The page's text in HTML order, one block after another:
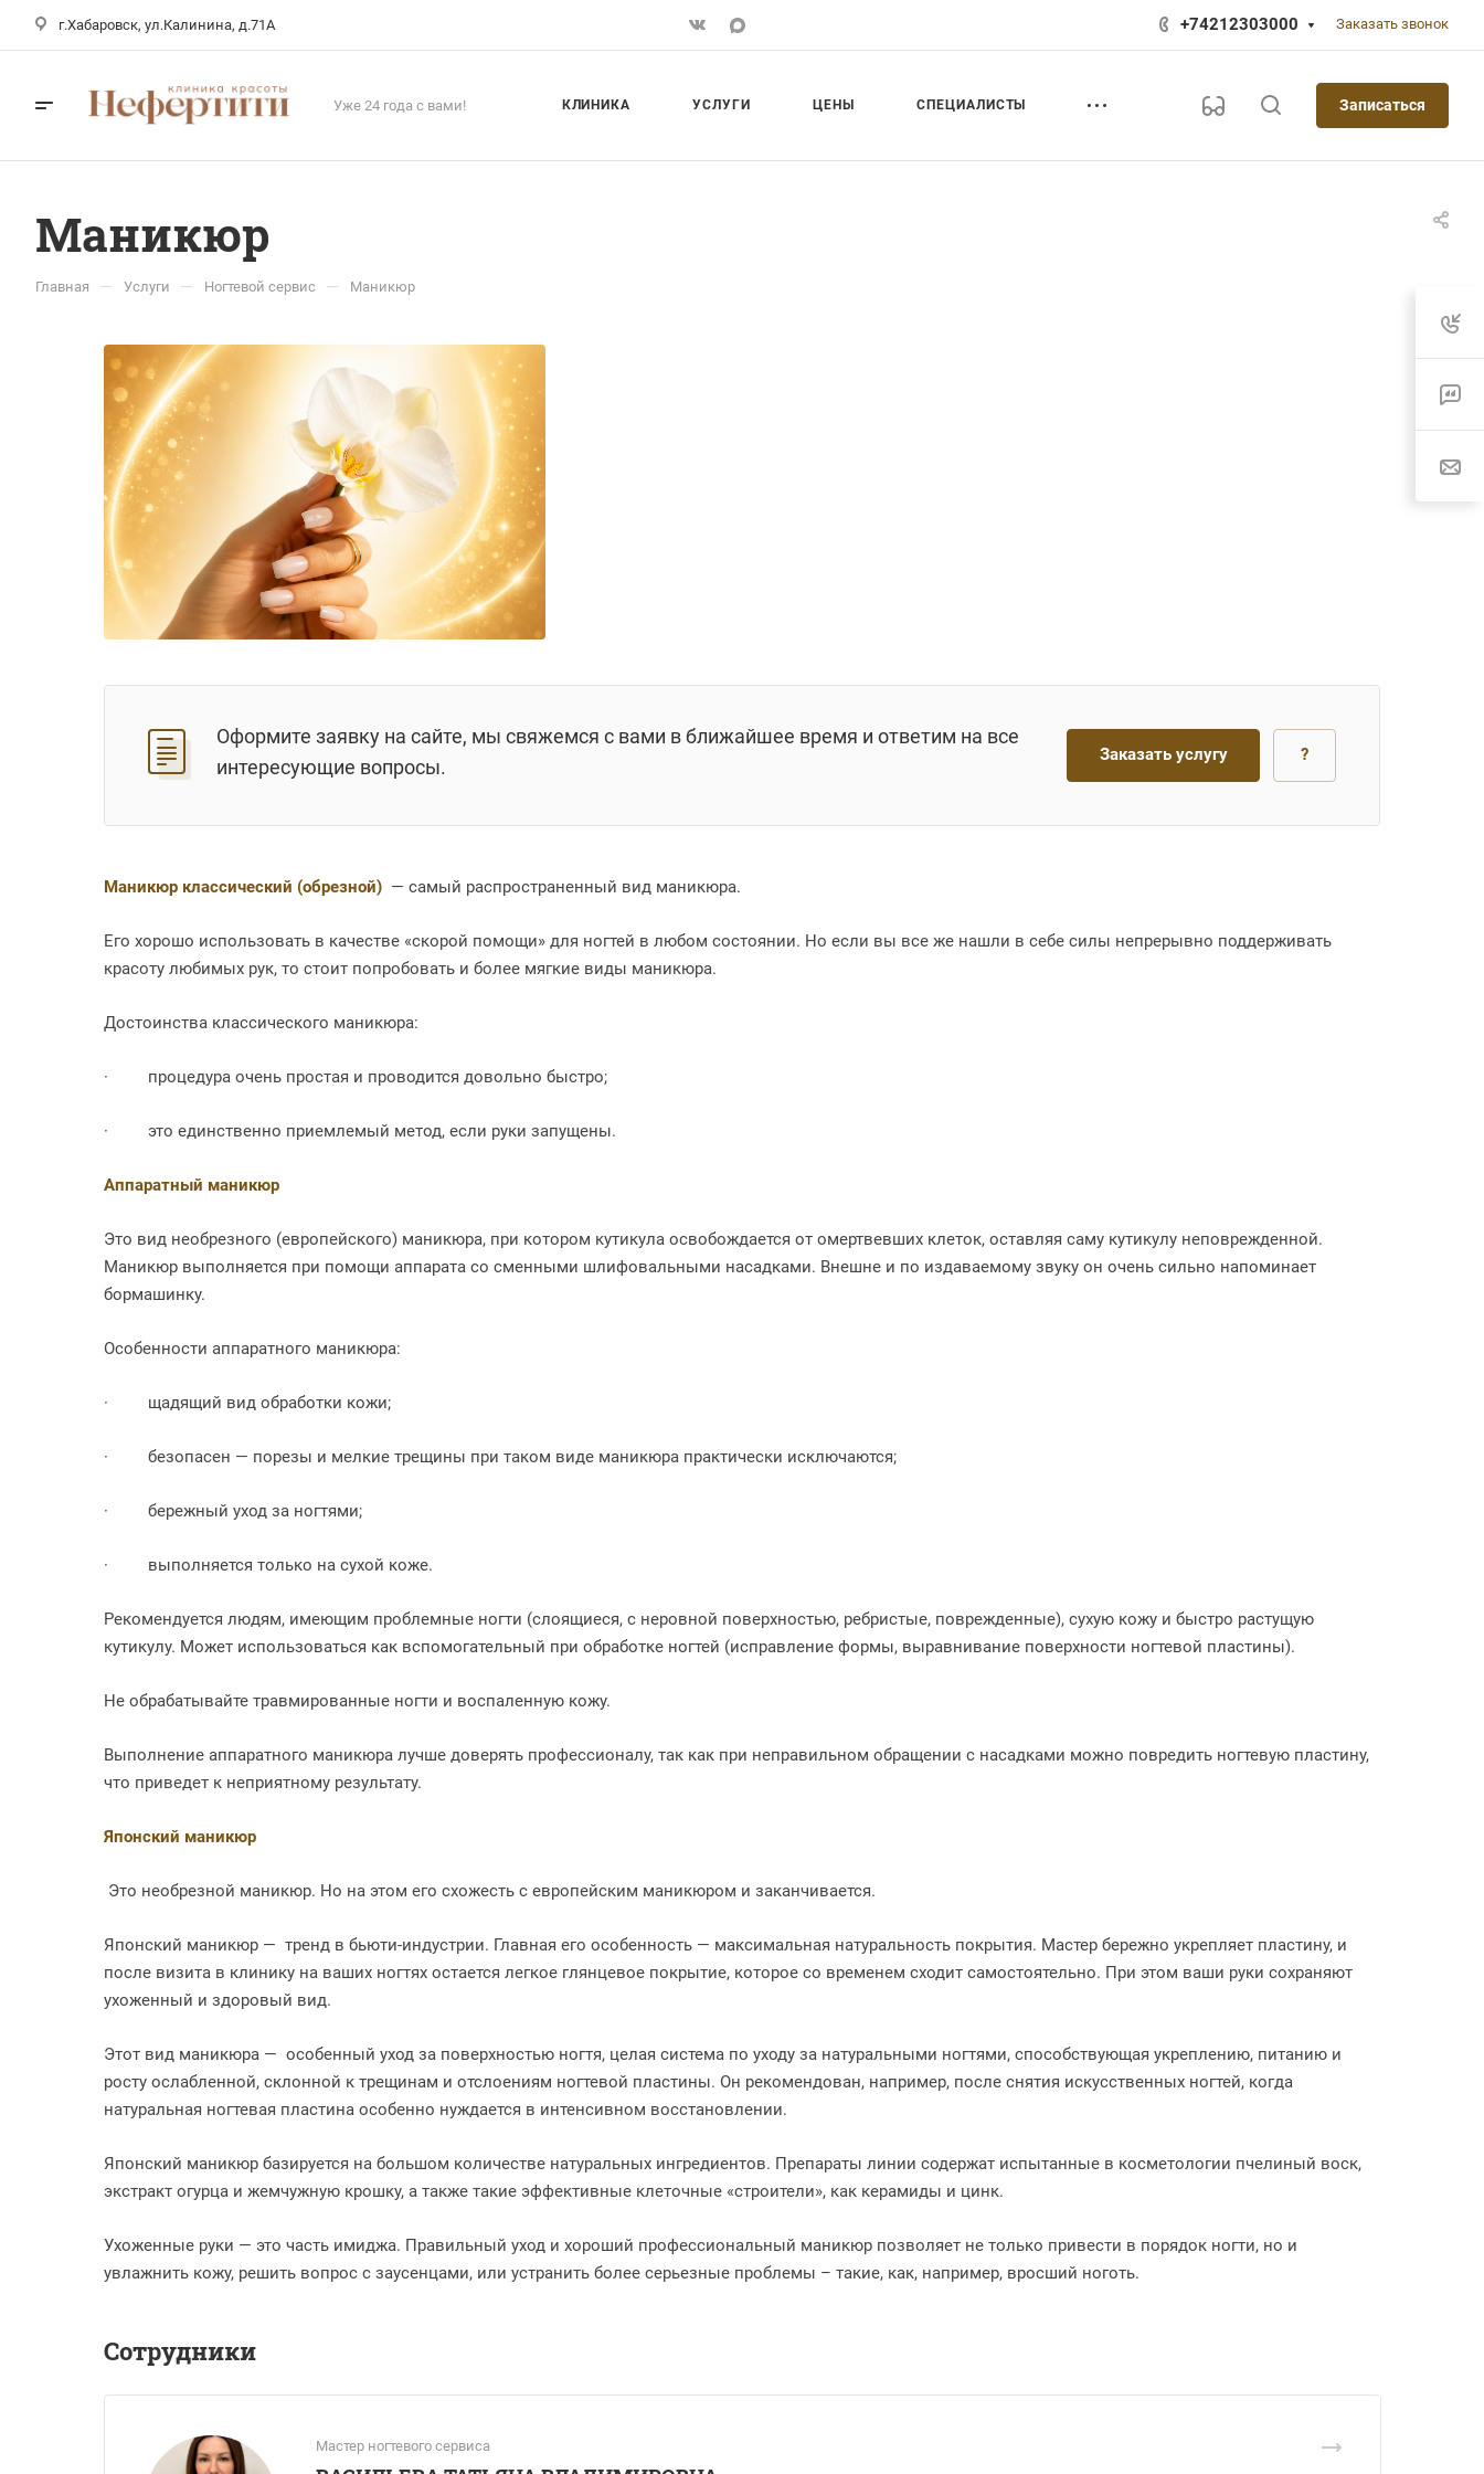
г.Хабаровск, ул.Калинина, д.71А +74212303000 Заказать звонок
Уже 24 года с вами! КЛИНИКА УСЛУГИ ЦЕНЫ СПЕЦИАЛИСТЫ Записаться
Маникюр
Главная — Услуги — Ногтевой сервис — Маникюр
Оформите заявку на сайте, мы свяжемся с вами в ближайшее время и ответим на все
интересующие вопросы.
Заказать услугу ?
Маникюр классический (обрезной) — самый распространенный вид маникюра.
Его хорошо использовать в качестве «скорой помощи» для ногтей в любом состоянии. Но если вы все же нашли в себе силы непрерывно поддерживать
красоту любимых рук, то стоит попробовать и более мягкие виды маникюра.
Достоинства классического маникюра:
· процедура очень простая и проводится довольно быстро;
· это единственно приемлемый метод, если руки запущены.
Аппаратный маникюр
Это вид необрезного (европейского) маникюра, при котором кутикула освобождается от омертвевших клеток, оставляя саму кутикулу неповрежденной.
Маникюр выполняется при помощи аппарата со сменными шлифовальными насадками. Внешне и по издаваемому звуку он очень сильно напоминает
бормашинку.
Особенности аппаратного маникюра:
· щадящий вид обработки кожи;
· безопасен — порезы и мелкие трещины при таком виде маникюра практически исключаются;
· бережный уход за ногтями;
· выполняется только на сухой коже.
Рекомендуется людям, имеющим проблемные ногти (слоящиеся, с неровной поверхностью, ребристые, поврежденные), сухую кожу и быстро растущую
кутикулу. Может использоваться как вспомогательный при обработке ногтей (исправление формы, выравнивание поверхности ногтевой пластины).
Не обрабатывайте травмированные ногти и воспаленную кожу.
Выполнение аппаратного маникюра лучше доверять профессионалу, так как при неправильном обращении с насадками можно повредить ногтевую пластину,
что приведет к неприятному результату.
Японский маникюр
Это необрезной маникюр. Но на этом его схожесть с европейским маникюром и заканчивается.
Японский маникюр — тренд в бьюти-индустрии. Главная его особенность — максимальная натуральность покрытия. Мастер бережно укрепляет пластину, и
после визита в клинику на ваших ногтях остается легкое глянцевое покрытие, которое со временем сходит самостоятельно. При этом ваши руки сохраняют
ухоженный и здоровый вид.
Этот вид маникюра — особенный уход за поверхностью ногтя, целая система по уходу за натуральными ногтями, способствующая укреплению, питанию и
росту ослабленной, склонной к трещинам и отслоениям ногтевой пластины. Он рекомендован, например, после снятия искусственных ногтей, когда
натуральная ногтевая пластина особенно нуждается в интенсивном восстановлении.
Японский маникюр базируется на большом количестве натуральных ингредиентов. Препараты линии содержат испытанные в косметологии пчелиный воск,
экстракт огурца и жемчужную крошку, а также такие эффективные клеточные «строители», как керамиды и цинк.
Ухоженные руки — это часть имиджа. Правильный уход и хороший профессиональный маникюр позволяет не только привести в порядок ногти, но и
увлажнить кожу, решить вопрос с заусенцами, или устранить более серьезные проблемы – такие, как, например, вросший ноготь.
Сотрудники
Мастер ногтевого сервиса